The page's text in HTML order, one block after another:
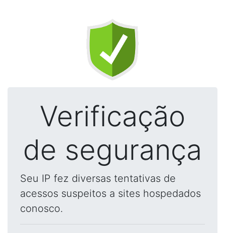
Verificação
de segurança
Seu IP fez diversas tentativas de
acessos suspeitos a sites hospedados
conosco.